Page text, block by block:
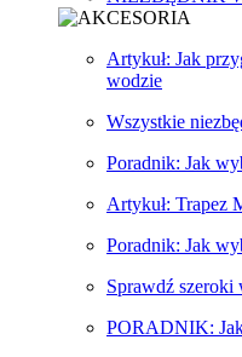
Artykuł: Jak
wodzie
Wszystkie
Poradnik: Jak
Artykuł: Trapez
Poradnik: Jak
Sprawdź szeroki
PORADNIK: